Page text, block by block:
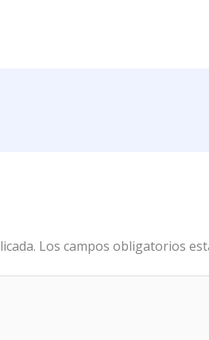
Los campos obligatorios